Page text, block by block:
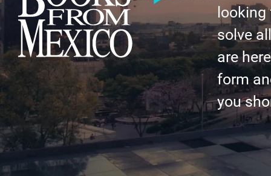
solve
are
form
you